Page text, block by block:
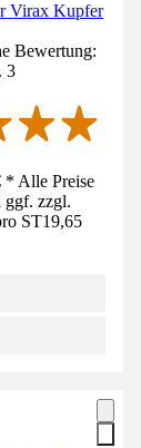
Virax Kupfer
Bewertung:
3
Alle Preise
zzgl.
ST19,65